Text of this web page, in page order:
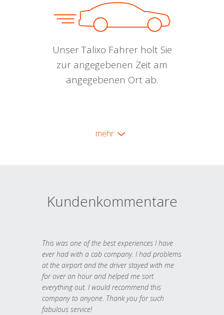
Unser Talixo Fahrer holt Sie
zur angegebenen Zeit am
angegebenen Ort ab.
mehr
Kundenkommentare
This was one of the best experiences I have
ever had with a cab company. I had problems
at the airport and the driver stayed with me
for over an hour and helped me sort
everything out. I would recommend this
company to anyone. Thank you for such
fabulous service!